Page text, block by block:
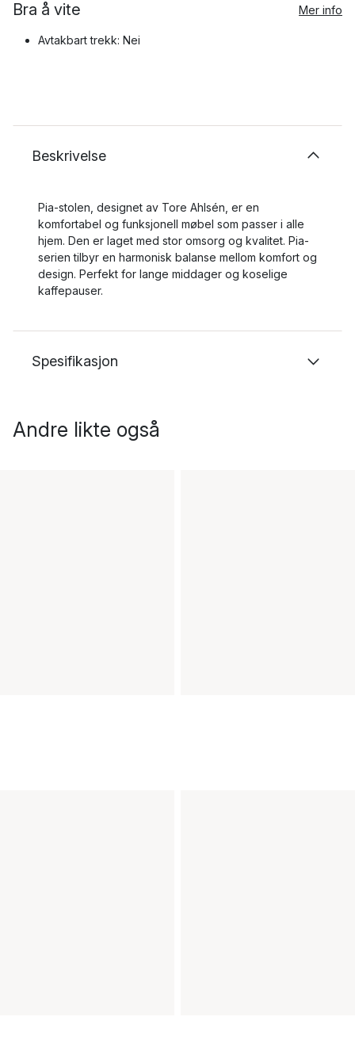
Bra å vite Mer info
Avtakbart trekk: Nei
Beskrivelse
Pia-stolen, designet av Tore Ahlsén, er en
komfortabel og funksjonell møbel som passer i alle
hjem. Den er laget med stor omsorg og kvalitet. Pia-
serien tilbyr en harmonisk balanse mellom komfort og
design. Perfekt for lange middager og koselige
kaffepauser.
Spesifikasjon
Andre likte også